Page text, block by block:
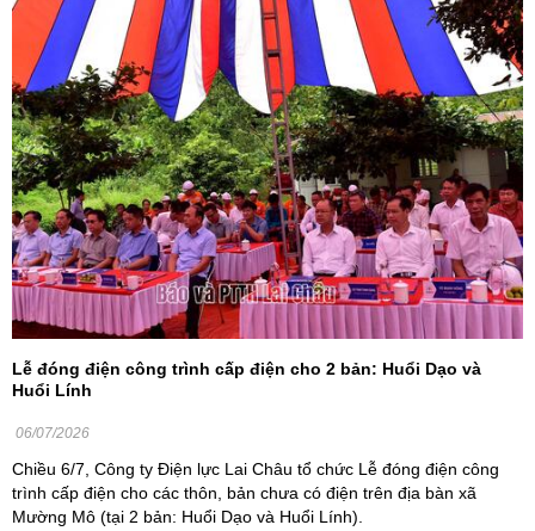
Lễ đóng điện công trình cấp điện cho 2 bản: Huổi Dạo và
Huổi Lính
06/07/2026
Chiều 6/7, Công ty Điện lực Lai Châu tổ chức Lễ đóng điện công
trình cấp điện cho các thôn, bản chưa có điện trên địa bàn xã
Mường Mô (tại 2 bản: Huổi Dạo và Huổi Lính).